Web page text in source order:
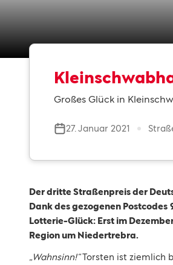
Großes Glück in
27. Januar 2021
Der dritte Straßenpreis der
Dank des gezogenen Postcodes
Lotterie-Glück: Erst im
Region um Niedertrebra.
„Wahnsinn!“Torsten ist ziemlich